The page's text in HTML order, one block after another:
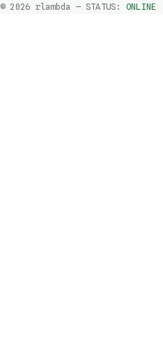
© 2026 rlambda — STATUS: ONLINE